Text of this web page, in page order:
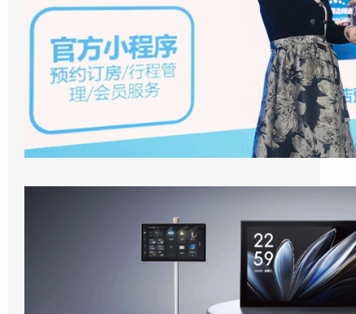
进入酒店客房，客人对着床头柜上的智能音箱